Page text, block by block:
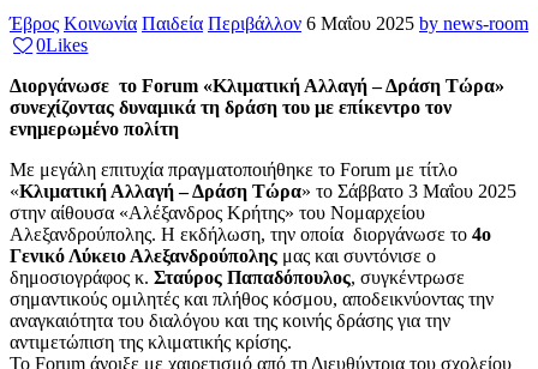
Έβρος Κοινωνία Παιδεία Περιβάλλον 6 Μαΐου 2025 by news-room
0Likes
Διοργάνωσε το Forum «Κλιματική Αλλαγή – Δράση Τώρα»
συνεχίζοντας δυναμικά τη δράση του με επίκεντρο τον
ενημερωμένο πολίτη
Με μεγάλη επιτυχία πραγματοποιήθηκε το Forum με τίτλο
«Κλιματική Αλλαγή – Δράση Τώρα» το Σάββατο 3 Μαΐου 2025
στην αίθουσα «Αλέξανδρος Κρήτης» του Νομαρχείου
Αλεξανδρούπολης. Η εκδήλωση, την οποία διοργάνωσε το 4ο
Γενικό Λύκειο Αλεξανδρούπολης μας και συντόνισε ο
δημοσιογράφος κ. Σταύρος Παπαδόπουλος, συγκέντρωσε
σημαντικούς ομιλητές και πλήθος κόσμου, αποδεικνύοντας την
αναγκαιότητα του διαλόγου και της κοινής δράσης για την
αντιμετώπιση της κλιματικής κρίσης.
Το Forum άνοιξε με χαιρετισμό από τη Διευθύντρια του σχολείου